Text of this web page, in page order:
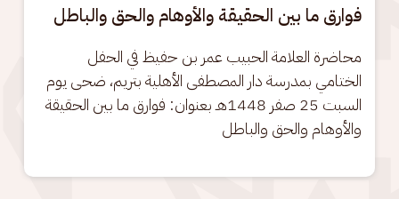
فوارق ما بين الحقيقة والأوهام والحق والباطل
محاضرة العلامة الحبيب عمر بن حفيظ في الحفل
الختامي بمدرسة دار المصطفى الأهلية بتريم، ضحى يوم
السبت 25 صفر 1448هـ بعنوان: فوارق ما بين الحقيقة
والأوهام والحق والباطل